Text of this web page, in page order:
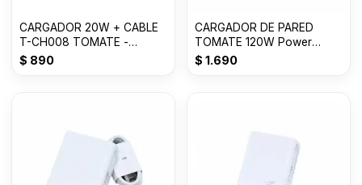
CARGADOR 20W + CABLE
T-CH008 TOMATE -
MICRO
$ 890
CARGADOR DE PARED
TOMATE 120W Power
adapter Suit USB T-CH018
$ 1.690